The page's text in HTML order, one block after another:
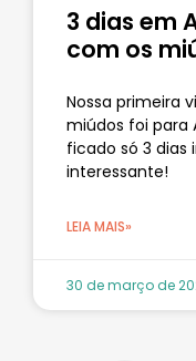
3 dias em
com os
Nossa primeira
miúdos foi para
ficado só 3 dias
interessante!
LEIA MAIS»
30 de março de